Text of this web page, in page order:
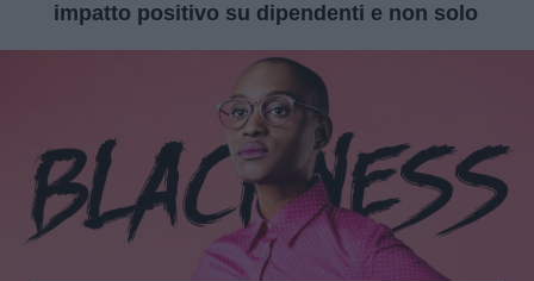
impatto positivo su dipendenti e non solo